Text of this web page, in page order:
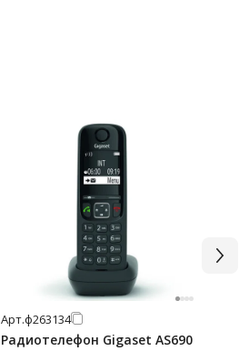
Арт.ф263134
Радиотелефон Gigaset AS690